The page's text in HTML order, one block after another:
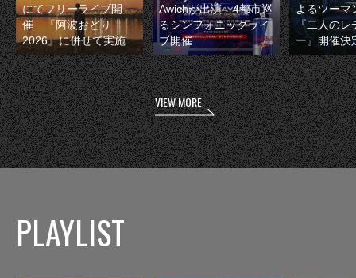
にてフリーライブ開
催 『阿波おどり
2026』に併せて実施
Awichが出演 4都市巡
るシンフォニックライ
ブ開催
よるツーマ
『二人のレ
ー』開催決
VIEW MORE
PLAYLIST